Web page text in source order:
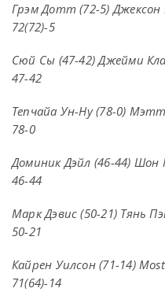
Грэм Дотт (72-5)
72(72)-5
Сюй Сы (47-42) Джейми
47-42
Тепчайа Ун-Ну (78-0)
78-0
Доминик Дэйл (46-44) Шон
46-44
Марк Дэвис (50-21) Тянь
50-21
Кайрен Уилсон (71-14)
71(64)-14